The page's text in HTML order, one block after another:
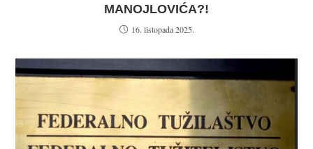
MANOJLOVIĆA?!
16. listopada 2025.